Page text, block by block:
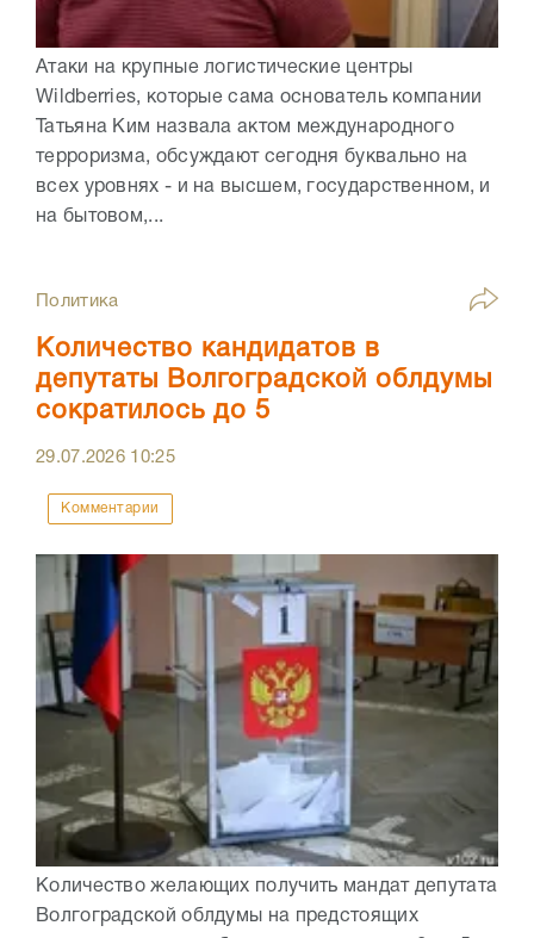
Атаки на крупные логистические центры
Wildberries, которые сама основатель компании
Татьяна Ким назвала актом международного
терроризма, обсуждают сегодня буквально на
всех уровнях - и на высшем, государственном, и
на бытовом,...
Политика
Количество кандидатов в
депутаты Волгоградской облдумы
сократилось до 5
29.07.2026 10:25
Комментарии
Количество желающих получить мандат депутата
Волгоградской облдумы на предстоящих